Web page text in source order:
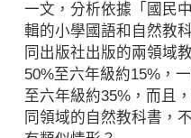
一文，分析依據「國民
輯的小學國語和自然教
同出版社出版的兩領域
50%至六年級約15%，
至六年級約35%，而且
同領域的自然教科書，